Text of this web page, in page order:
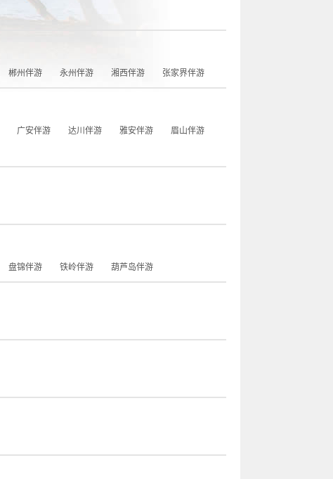
郴州伴游 永州伴游 湘西伴游 张家界伴游
广安伴游 达川伴游 雅安伴游 眉山伴游
盘锦伴游 铁岭伴游 葫芦岛伴游